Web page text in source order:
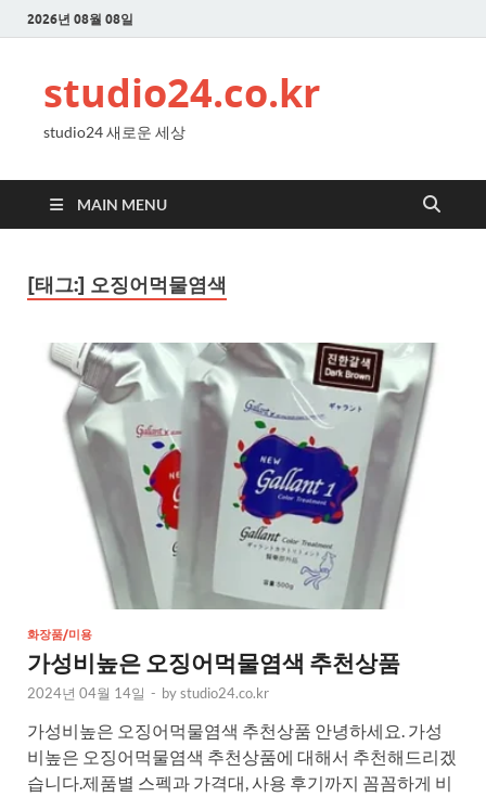
2026년 08월 08일
studio24.co.kr
studio24 새로운 세상
MAIN MENU
[태그:] 오징어먹물염색
화장품/미용
가성비높은 오징어먹물염색 추천상품
2024년 04월 14일 - bystudio24.co.kr
가성비높은 오징어먹물염색 추천상품 안녕하세요. 가성
비높은 오징어먹물염색 추천상품에 대해서 추천해드리겠
습니다.제품별 스펙과 가격대, 사용 후기까지 꼼꼼하게 비